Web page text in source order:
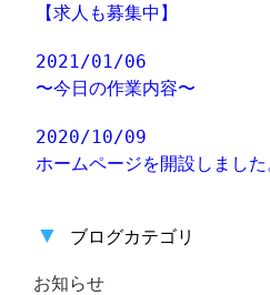
【求人も募集中】
2021/01/06
〜今日の作業内容〜
2020/10/09
ホームページを開設しました
▼ ブログカテゴリ
お知らせ